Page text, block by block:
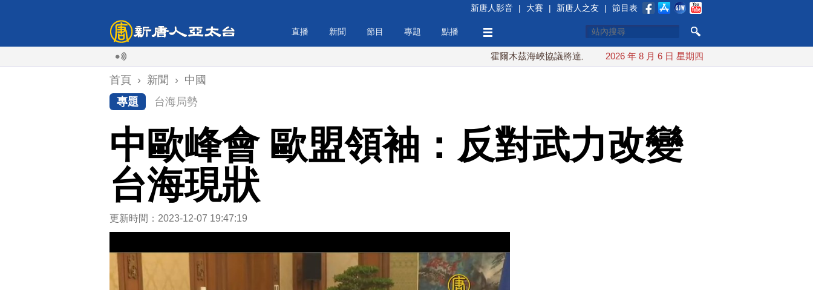
新唐人影音 | 大賽 | 新唐人之友 | 節目表
直播 新聞 節目 專題 點播
霍爾木茲海峽協議將達成？伊朗傳不收通行費 配合漢光 總統賴清德親登雲豹前進圓
2026 年 8 月 6 日 星期四
首頁 › 新聞 › 中國
專題
台海局勢
中歐峰會 歐盟領袖：反對武力改變
台海現狀
更新時間：2023-12-07 19:47:19